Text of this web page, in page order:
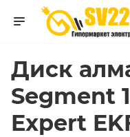
Диск
Segment
Expert